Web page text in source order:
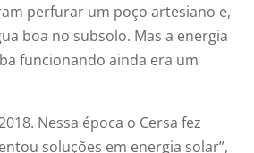
perfurar um poço artesiano e,
boa no subsolo. Mas a energia
funcionando ainda era um
Nessa época o Cersa fez
soluções em energia solar”,